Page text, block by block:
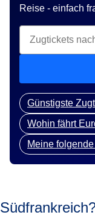
Reise - einfach
Günstigste
Wohin fährt
Meine